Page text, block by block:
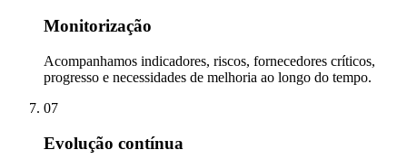
Monitorização
Acompanhamos indicadores, riscos, fornecedores críticos,
progresso e necessidades de melhoria ao longo do tempo.
07
Evolução contínua